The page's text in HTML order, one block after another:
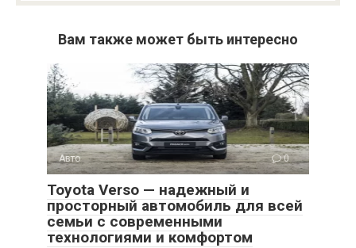
Вам также может быть интересно
Авто 0
Toyota Verso — надежный и
просторный автомобиль для всей
семьи с современными
технологиями и комфортом